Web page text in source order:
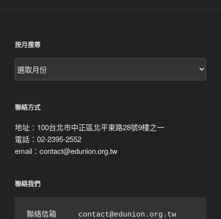
按月搜尋
按
月
聯絡方式
地址：100台北市中正區北平東路28號9樓之一
電話：02-2395-2552
email：contact@edunion.org.tw
聯絡我們
聯絡信箱　　　contact@edunion.org.tw